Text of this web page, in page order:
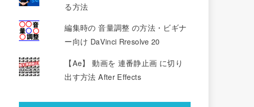
る方法
編集時の 音量調整 の方法・ビギナ
ー向け DaVinci Rresolve 20
【Ae】 動画を 連番静止画 に切り
出す方法 After Effects